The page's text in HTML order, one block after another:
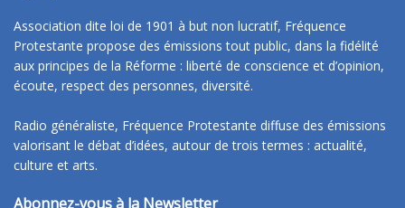
Association dite loi de 1901 à but non lucratif, Fréquence
Protestante propose des émissions tout public, dans la fidélité
aux principes de la Réforme : liberté de conscience et d’opinion,
écoute, respect des personnes, diversité.
Radio généraliste, Fréquence Protestante diffuse des émissions
valorisant le débat d’idées, autour de trois termes : actualité,
culture et arts.
Abonnez-vous à la Newsletter